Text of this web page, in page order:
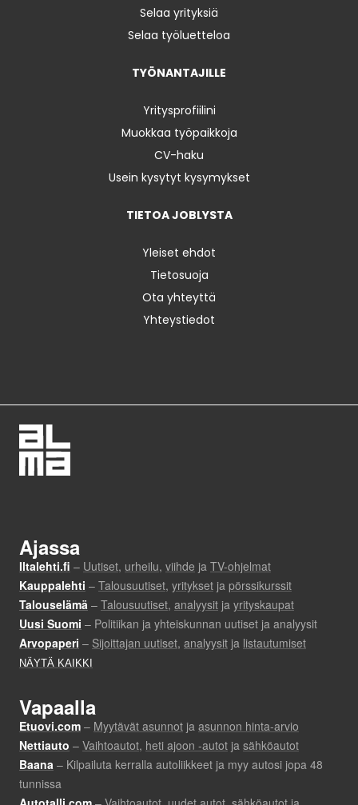
Selaa yrityksiä
Selaa työluetteloa
TYÖNANTAJILLE
Yritysprofiilini
Muokkaa työpaikkoja
CV-haku
Usein kysytyt kysymykset
TIETOA JOBLYSTA
Yleiset ehdot
Tietosuoja
Ota yhteyttä
Yhteystiedot